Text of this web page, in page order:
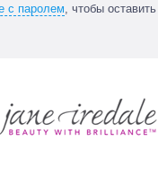
с паролем , чтобы